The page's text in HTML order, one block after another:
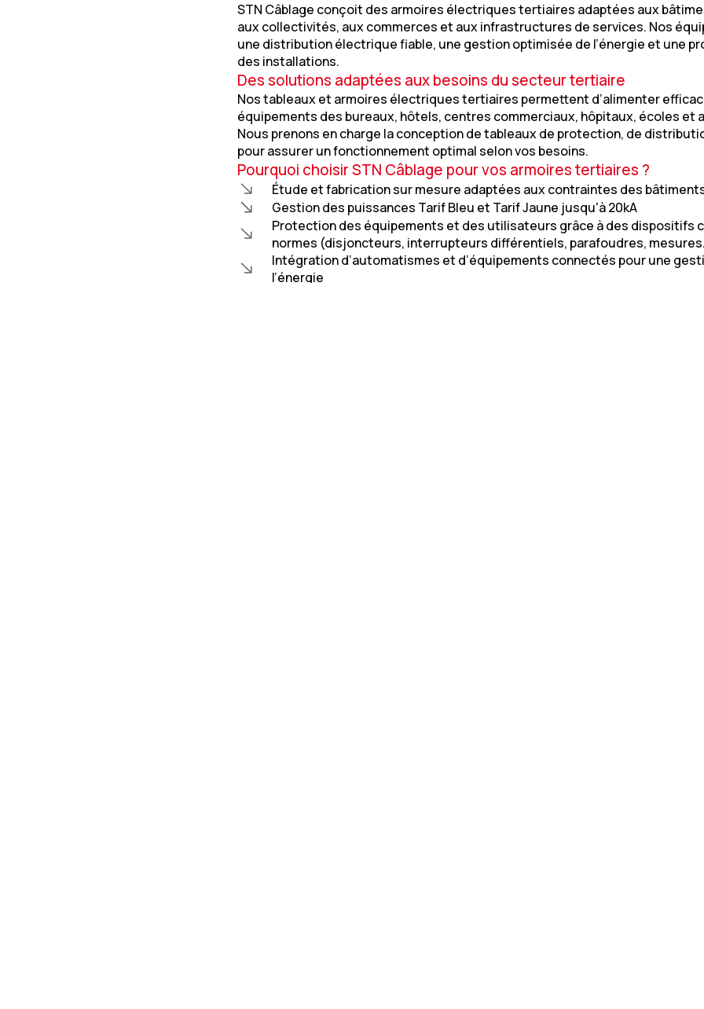
STN Câblage conçoit des armoires électriques tertiaires adaptées aux
aux collectivités, aux commerces et aux infrastructures de services. Nos
une distribution électrique fiable, une gestion optimisée de l’énergie et une
des installations.
Des solutions adaptées aux besoins du secteur tertiaire
Nos tableaux et armoires électriques tertiaires permettent d’alimenter
équipements des bureaux, hôtels, centres commerciaux, hôpitaux, écoles et
Nous prenons en charge la conception de tableaux de protection, de
pour assurer un fonctionnement optimal selon vos besoins.
Pourquoi choisir STN Câblage pour vos armoires tertiaires ?
Étude et fabrication sur mesure adaptées aux contraintes des
Gestion des puissances Tarif Bleu et Tarif Jaune jusqu'à 20kA
Protection des équipements et des utilisateurs grâce à des dispositifs
normes (disjoncteurs, interrupteurs différentiels, parafoudres,
Intégration d’automatismes et d’équipements connectés pour une
l’énergie